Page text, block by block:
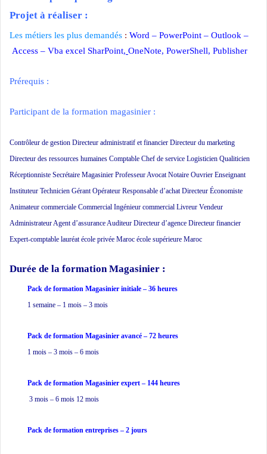
Projet à réaliser :
Les métiers les plus demandés : Word – PowerPoint – Outlook –
Access – Vba excel SharPoint, OneNote, PowerShell, Publisher
Prérequis :
Participant de la formation magasinier :
Contrôleur de gestion Directeur administratif et financier Directeur du marketing
Directeur des ressources humaines Comptable Chef de service Logisticien Qualiticien
Réceptionniste Secrétaire Magasinier Professeur Avocat Notaire Ouvrier Enseignant
Instituteur Technicien Gérant Opérateur Responsable d’achat Directeur Économiste
Animateur commerciale Commercial Ingénieur commercial Livreur Vendeur
Administrateur Agent d’assurance Auditeur Directeur d’agence Directeur financier
Expert-comptable lauréat école privée Maroc école supérieure Maroc
Durée de la formation Magasinier :
Pack de formation Magasinier initiale – 36 heures
1 semaine – 1 mois – 3 mois
Pack de formation Magasinier avancé – 72 heures
1 mois – 3 mois – 6 mois
Pack de formation Magasinier expert – 144 heures
3 mois – 6 mois 12 mois
Pack de formation entreprises – 2 jours